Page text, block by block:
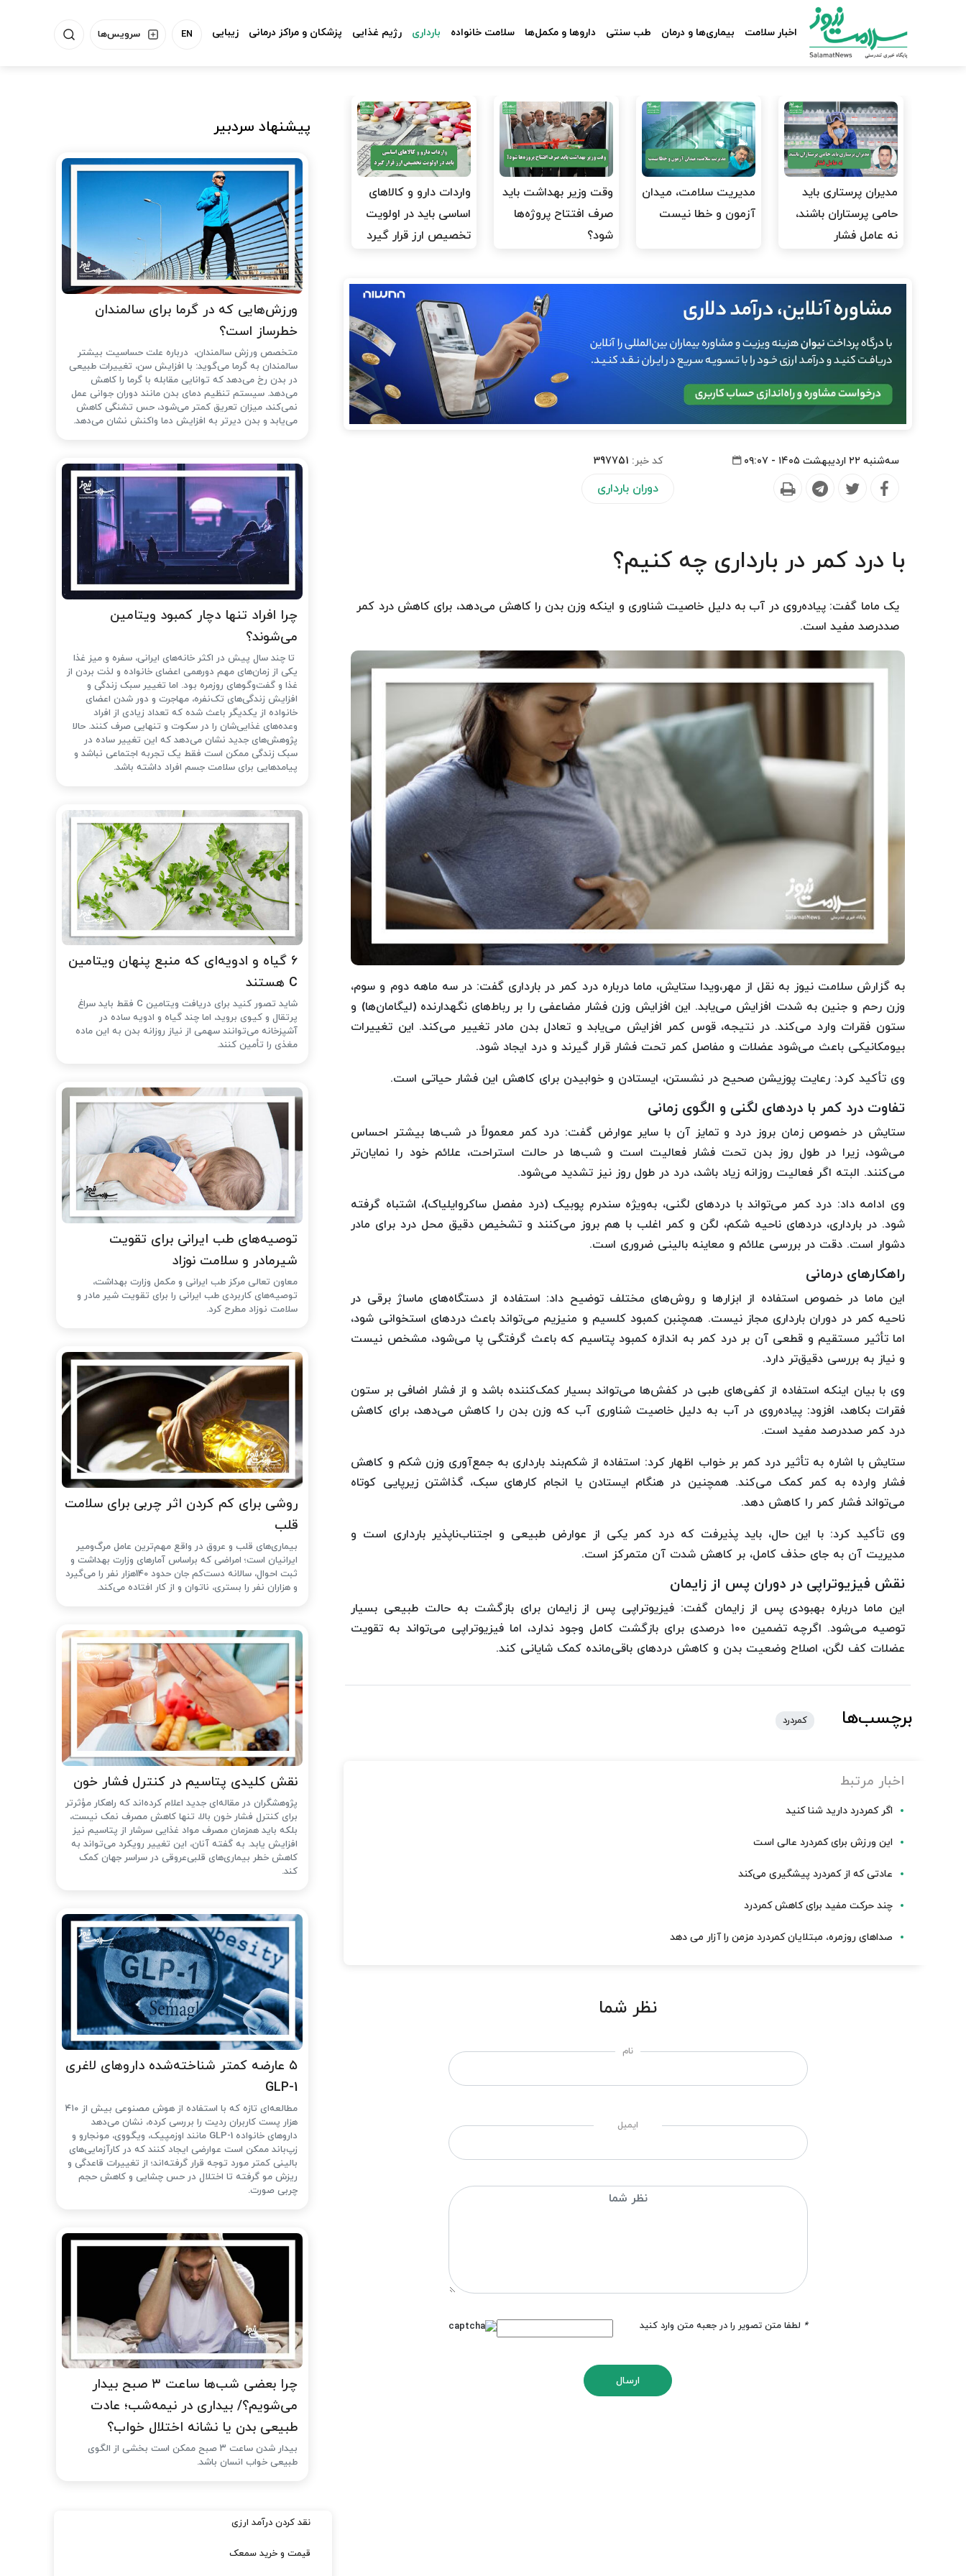
سرویس‌ها EN اخبار سلامت بیماری‌ها و درمان طب سنتی داروها و مکمل‌ها سلامت خانواده بارداری رژیم غذایی پزشکان و مراکز درمانی زیبایی
مدیران پرستاری باید
حامی پرستاران باشند،
نه عامل فشار
مدیریت سلامت، میدان
آزمون و خطا نیست
وقت وزیر بهداشت باید
صرف افتتاح پروژه‌ها
شود؟
واردات دارو و کالاهای
اساسی باید در اولویت
تخصیص ارز قرار گیرد
سه‌شنبه ۲۲ اردیبهشت ۱۴۰۵ - ۰۹:۰۷ کد خبر: 397751
دوران بارداری
با درد کمر در بارداری چه کنیم؟
یک ماما گفت: پیاده‌روی در آب به دلیل خاصیت شناوری و اینکه وزن بدن را کاهش می‌دهد، برای کاهش درد کمر
صددرصد مفید است.
به گزارش سلامت نیوز به نقل از مهر،ویدا ستایش، ماما درباره درد کمر در بارداری گفت: در سه ماهه دوم و سوم،
وزن رحم و جنین به شدت افزایش می‌یابد. این افزایش وزن فشار مضاعفی را بر رباط‌های نگهدارنده (لیگامان‌ها) و
ستون فقرات وارد می‌کند. در نتیجه، قوس کمر افزایش می‌یابد و تعادل بدن مادر تغییر می‌کند. این تغییرات
بیومکانیکی باعث می‌شود عضلات و مفاصل کمر تحت فشار قرار گیرند و درد ایجاد شود.
وی تأکید کرد: رعایت پوزیشن صحیح در نشستن، ایستادن و خوابیدن برای کاهش این فشار حیاتی است.
تفاوت درد کمر با دردهای لگنی و الگوی زمانی
ستایش در خصوص زمان بروز درد و تمایز آن با سایر عوارض گفت: درد کمر معمولاً در شب‌ها بیشتر احساس
می‌شود، زیرا در طول روز بدن تحت فشار فعالیت است و شب‌ها در حالت استراحت، علائم خود را نمایان‌تر
می‌کنند. البته اگر فعالیت روزانه زیاد باشد، درد در طول روز نیز تشدید می‌شود.
وی ادامه داد: درد کمر می‌تواند با دردهای لگنی، به‌ویژه سندرم پوبیک (درد مفصل ساکروایلیاک)، اشتباه گرفته
شود. در بارداری، دردهای ناحیه شکم، لگن و کمر اغلب با هم بروز می‌کنند و تشخیص دقیق محل درد برای مادر
دشوار است. دقت در بررسی علائم و معاینه بالینی ضروری است.
راهکارهای درمانی
این ماما در خصوص استفاده از ابزارها و روش‌های مختلف توضیح داد: استفاده از دستگاه‌های ماساژ برقی در
ناحیه کمر در دوران بارداری مجاز نیست. همچنبن کمبود کلسیم و منیزیم می‌تواند باعث دردهای استخوانی شود،
اما تأثیر مستقیم و قطعی آن بر درد کمر به اندازه کمبود پتاسیم که باعث گرفتگی پا می‌شود، مشخص نیست
و نیاز به بررسی دقیق‌تر دارد.
وی با بیان اینکه استفاده از کفی‌های طبی در کفش‌ها می‌تواند بسیار کمک‌کننده باشد و از فشار اضافی بر ستون
فقرات بکاهد، افزود: پیاده‌روی در آب به دلیل خاصیت شناوری آب که وزن بدن را کاهش می‌دهد، برای کاهش
درد کمر صددرصد مفید است.
ستایش با اشاره به تأثیر درد کمر بر خواب اظهار کرد: استفاده از شکم‌بند بارداری به جمع‌آوری وزن شکم و کاهش
فشار وارده به کمر کمک می‌کند. همچنین در هنگام ایستادن یا انجام کارهای سبک، گذاشتن زیرپایی کوتاه
می‌تواند فشار کمر را کاهش دهد.
وی تأکید کرد: با این حال، باید پذیرفت که درد کمر یکی از عوارض طبیعی و اجتناب‌ناپذیر بارداری است و
مدیریت آن به جای حذف کامل، بر کاهش شدت آن متمرکز است.
نقش فیزیوتراپی در دوران پس از زایمان
این ماما درباره بهبودی پس از زایمان گفت: فیزیوتراپی پس از زایمان برای بازگشت به حالت طبیعی بسیار
توصیه می‌شود. اگرچه تضمین ۱۰۰ درصدی برای بازگشت کامل وجود ندارد، اما فیزیوتراپی می‌تواند به تقویت
عضلات کف لگن، اصلاح وضعیت بدن و کاهش دردهای باقی‌مانده کمک شایانی کند.
برچسب‌ها کمردرد
اخبار مرتبط
اگر کمردرد دارید شنا کنید
این ورزش برای کمردرد عالی است
عادتی که از کمردرد پیشگیری می‌کند
چند حرکت مفید برای کاهش کمردرد
صداهای روزمره، مبتلایان کمردرد مزمن را آزار می دهد
نظر شما
نام
ایمیل
* لطفا متن تصویر را در جعبه متن وارد کنید
ارسال
پیشنهاد سردبیر
ورزش‌هایی که در گرما برای سالمندان
خطرساز است؟
متخصص ورزش سالمندان، درباره علت حساسیت بیشتر
سالمندان به گرما می‌گوید: با افزایش سن، تغییرات طبیعی
در بدن رخ می‌دهد که توانایی مقابله با گرما را کاهش
می‌دهد. سیستم تنظیم دمای بدن مانند دوران جوانی عمل
نمی‌کند، میزان تعریق کمتر می‌شود، حس تشنگی کاهش
می‌یابد و بدن دیرتر به افزایش دما واکنش نشان می‌دهد.
چرا افراد تنها دچار کمبود ویتامین
می‌شوند؟
تا چند سال پیش در اکثر خانه‌های ایرانی، سفره و میز غذا
یکی از زمان‌های مهم دورهمی اعضای خانواده و لذت بردن از
غذا و گفت‌وگوهای روزمره بود. اما تغییر سبک زندگی و
افزایش زندگی‌های تک‌نفره، مهاجرت و دور شدن اعضای
خانواده از یکدیگر باعث شده که تعداد زیادی از افراد
وعده‌های غذایی‌شان را در سکوت و تنهایی صرف کنند. حالا
پژوهش‌های جدید نشان می‌دهد که این تغییر ساده در
سبک زندگی ممکن است فقط یک تجربه اجتماعی نباشد و
پیامدهایی برای سلامت جسم افراد داشته باشد.
۶ گیاه و ادویه‌ای که منبع پنهان ویتامین
C هستند
شاید تصور کنید برای دریافت ویتامین C فقط باید سراغ
پرتقال و کیوی بروید، اما چند گیاه و ادویه ساده در
آشپزخانه می‌توانند سهمی از نیاز روزانه بدن به این ماده
مغذی را تأمین کنند.
توصیه‌های طب ایرانی برای تقویت
شیرمادر و سلامت نوزاد
معاون تعالی مرکز طب ایرانی و مکمل وزارت بهداشت،
توصیه‌های کاربردی طب ایرانی را برای تقویت شیر مادر و
سلامت نوزاد مطرح کرد.
روشی برای کم کردن اثر چربی برای سلامت
قلب
بیماری‌های قلب و عروق در واقع مهم‌ترین عامل مرگ‌ومیر
ایرانیان است؛ امراضی که براساس آمارهای وزارت بهداشت و
ثبت احوال، سالانه دست‌کم جان حدود 140هزار نفر را می‌گیرد
و هزاران نفر را بستری، ناتوان و از کار افتاده می‌کند.
نقش کلیدی پتاسیم در کنترل فشار خون
پژوهشگران در مقاله‌ای جدید اعلام کرده‌اند که راهکار مؤثرتر
برای کنترل فشار خون بالا، تنها کاهش مصرف نمک نیست،
بلکه باید همزمان مصرف مواد غذایی سرشار از پتاسیم نیز
افزایش یابد. به گفته آنان، این تغییر رویکرد می‌تواند به
کاهش خطر بیماری‌های قلبی‌عروقی در سراسر جهان کمک
کند.
۵ عارضه کمتر شناخته‌شده داروهای لاغری
GLP-1
مطالعه‌ای تازه که با استفاده از هوش مصنوعی بیش از ۴۱۰
هزار پست کاربران ردیت را بررسی کرده، نشان می‌دهد
داروهای خانواده GLP-1 مانند اوزمپیک، ویگووی، مونجارو و
زپ‌باند ممکن است عوارضی ایجاد کنند که در کارآزمایی‌های
بالینی کمتر مورد توجه قرار گرفته‌اند؛ از تغییرات قاعدگی و
ریزش مو گرفته تا اختلال در حس چشایی و کاهش حجم
چربی صورت.
چرا بعضی شب‌ها ساعت ۳ صبح بیدار
می‌شویم؟/ بیداری در نیمه‌شب؛ عادت
طبیعی بدن یا نشانه اختلال خواب؟
بیدار شدن ساعت ۳ صبح ممکن است بخشی از الگوی
طبیعی خواب انسان باشد.
نقد کردن درآمد ارزی
قیمت و خرید سمعک